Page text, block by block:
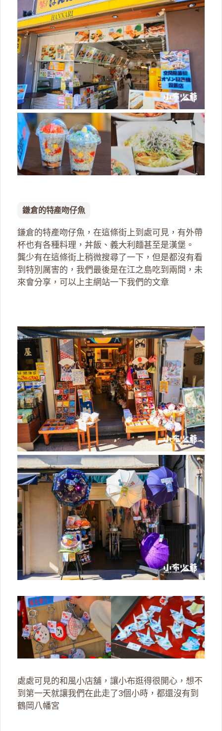
鎌倉的特產吻仔魚
鎌倉的特產吻仔魚，在這條街上到處可見，有外帶
杯也有各種料理，丼飯、義大利麵甚至是漢堡。
龔少有在這條街上稍微搜尋了一下，但是都沒有看
到特別厲害的，我們最後是在江之島吃到兩間，未
來會分享，可以上主網站一下我們的文章
處處可見的和風小店舖，讓小布逛得很開心，想不
到第一天就讓我們在此走了3個小時，都還沒有到
鶴岡八幡宮